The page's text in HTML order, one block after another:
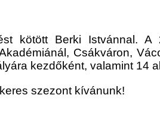
kötött Berki Istvánnal.
Csákváron,
kezdőként, valamint 14
szezont kívánunk!